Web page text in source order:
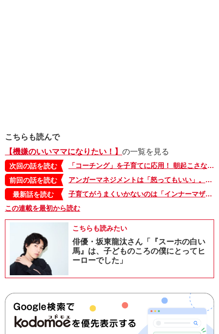
こちらも読んで
【機嫌のいいママになりたい！】 の一覧を見る
次回の話を読む
「コーチング」を子育てに応用！ 朝起こさないと娘に宣言した結果…【杉浦さやかの「機嫌のいいママになりたい！」6】
前回の話を読む
アンガーマネジメントは「怒ってもいい」。ただ３つのルールを守る必要があって!?【杉浦さやかの「機嫌のいいママになりたい！」４・後編】
最新話を読む
子育てがうまくいかないのは「インナーマザー」が原因？ 思春期以降の子育てで意識したい「4つのバウンダリー」【杉浦さやかの「機嫌のいいママになりたい！」9】
この連載を最初から読む
こちらも読みたい
俳優・坂東龍汰さん「『スーホの白い
馬』は、子どものころの僕にとってヒ
ーローでした」